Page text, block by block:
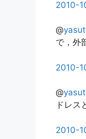
2010-
@
で，外
2010-
@
ドレス
2010-